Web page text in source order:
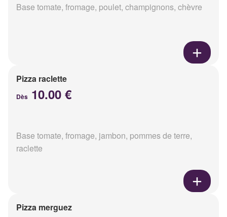
Base tomate, fromage, poulet, champignons, chèvre
Pizza raclette
Dès 10.00 €
Base tomate, fromage, jambon, pommes de terre,
raclette
Pizza merguez